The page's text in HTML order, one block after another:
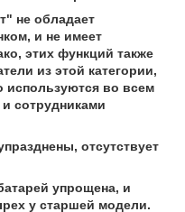
не обладает
и не имеет
этих функций также
из этой категории,
используются во всем
сотрудниками
отсутствует
упрощена, и
у старшей модели.